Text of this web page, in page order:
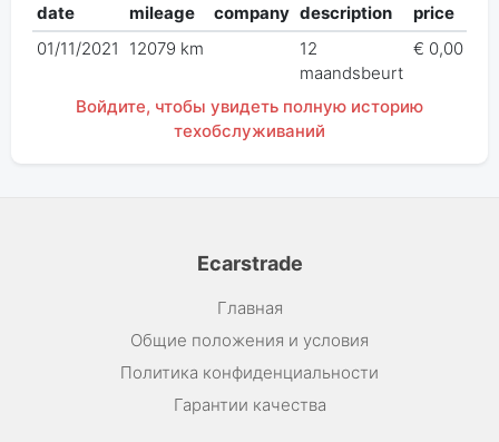
date mileage company description
price
01/11/2021
12079 km
12
maandsbeurt
€ 0,00
Войдите, чтобы увидеть полную историю
техобслуживаний
Ecarstrade
Главная
Общие положения и условия
Политика конфиденциальности
Гарантии качества